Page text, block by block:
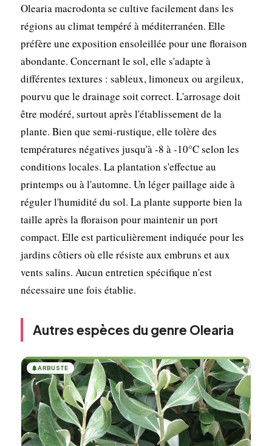
Olearia macrodonta se cultive facilement dans les
régions au climat tempéré à méditerranéen. Elle
préfère une exposition ensoleillée pour une floraison
abondante. Concernant le sol, elle s'adapte à
différentes textures : sableux, limoneux ou argileux,
pourvu que le drainage soit correct. L'arrosage doit
être modéré, surtout après l'établissement de la
plante. Bien que semi-rustique, elle tolère des
températures négatives jusqu'à -8 à -10°C selon les
conditions locales. La plantation s'effectue au
printemps ou à l'automne. Un léger paillage aide à
réguler l'humidité du sol. La plante supporte bien la
taille après la floraison pour maintenir un port
compact. Elle est particulièrement indiquée pour les
jardins côtiers où elle résiste aux embruns et aux
vents salins. Aucun entretien spécifique n'est
nécessaire une fois établie.
Autres espèces du genre Olearia
🌲ARBUSTE